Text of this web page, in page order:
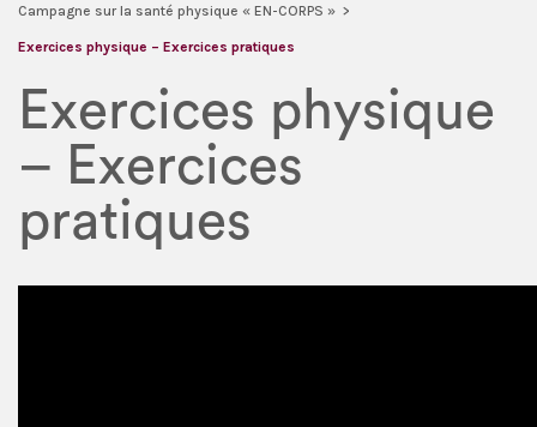
Campagne sur la santé physique « EN-CORPS » >
Exercices physique – Exercices pratiques
Exercices physique
– Exercices
pratiques